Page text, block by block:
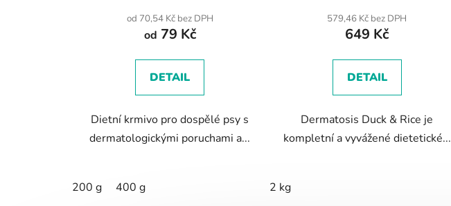
od 70,54 Kč bez DPH
od 79 Kč
DETAIL
Dietní krmivo pro dospělé psy s
dermatologickými poruchami a...
200 g 400 g
579,46 Kč bez DPH
649 Kč
DETAIL
Dermatosis Duck & Rice je
kompletní a vyvážené dietetické...
2 kg